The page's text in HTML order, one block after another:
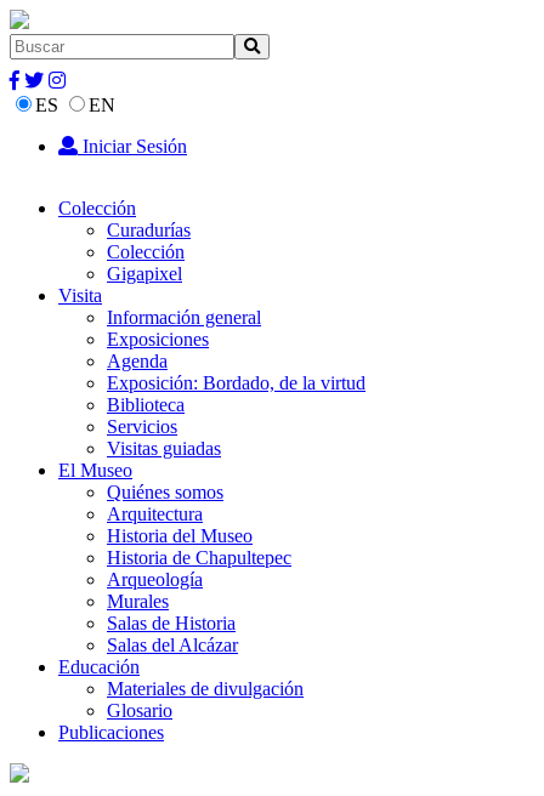
ES
EN
Iniciar Sesión
Colección
Curadurías
Colección
Gigapixel
Visita
Información general
Exposiciones
Agenda
Exposición: Bordado, de la virtud
Biblioteca
Servicios
Visitas guiadas
El Museo
Quiénes somos
Arquitectura
Historia del Museo
Historia de Chapultepec
Arqueología
Murales
Salas de Historia
Salas del Alcázar
Educación
Materiales de divulgación
Glosario
Publicaciones